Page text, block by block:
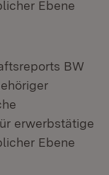
Ebene
BW
erwerbstätige
Ebene